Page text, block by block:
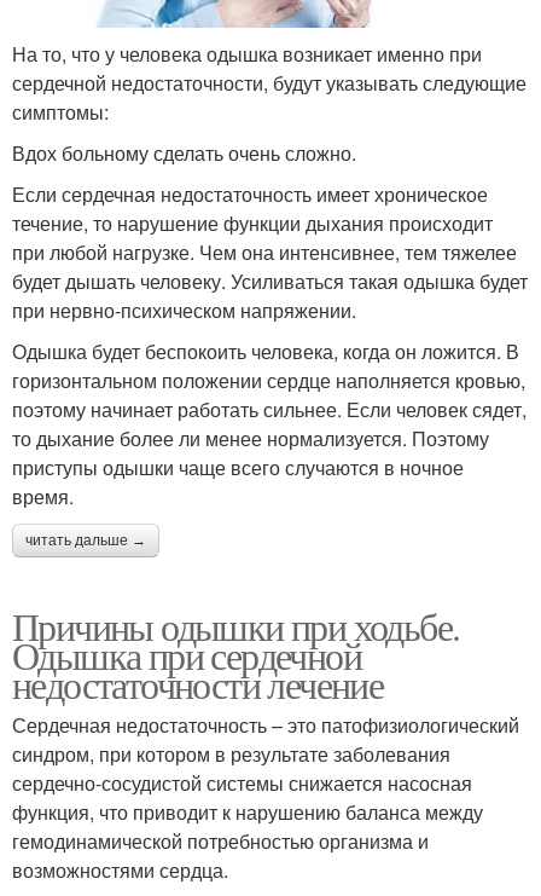
На то, что у человека одышка возникает именно при
сердечной недостаточности, будут указывать следующие
симптомы:
Вдох больному сделать очень сложно.
Если сердечная недостаточность имеет хроническое
течение, то нарушение функции дыхания происходит
при любой нагрузке. Чем она интенсивнее, тем тяжелее
будет дышать человеку. Усиливаться такая одышка будет
при нервно-психическом напряжении.
Одышка будет беспокоить человека, когда он ложится. В
горизонтальном положении сердце наполняется кровью,
поэтому начинает работать сильнее. Если человек сядет,
то дыхание более ли менее нормализуется. Поэтому
приступы одышки чаще всего случаются в ночное
время.
читать дальше →
Причины одышки при ходьбе.
Одышка при сердечной
недостаточности лечение
Сердечная недостаточность – это патофизиологический
синдром, при котором в результате заболевания
сердечно-сосудистой системы снижается насосная
функция, что приводит к нарушению баланса между
гемодинамической потребностью организма и
возможностями сердца.